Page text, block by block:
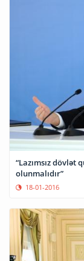
“Lazımsız
olunmalıdır”
18-01-2016